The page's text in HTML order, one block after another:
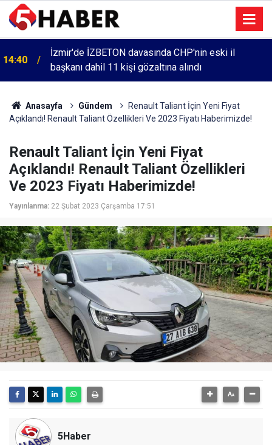
13:55
Cumartesi anneleri 1083. haftada Mehmet Özdemir
için adalet aradı
Anasayfa Gündem
Renault Taliant İçin Yeni Fiyat
Açıklandı! Renault Taliant Özellikleri Ve 2023 Fiyatı Haberimizde!
Renault Taliant İçin Yeni Fiyat
Açıklandı! Renault Taliant Özellikleri
Ve 2023 Fiyatı Haberimizde!
Yayınlanma: 22 Şubat 2023 Çarşamba 17:51
5Haber